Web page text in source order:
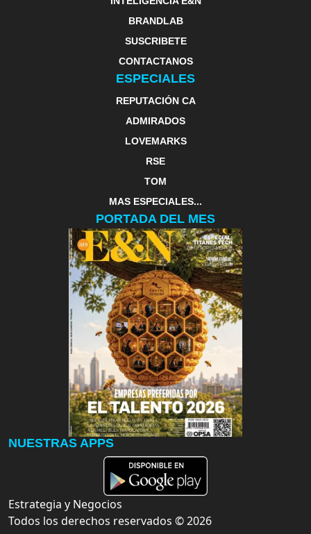
BRANDLAB
SUSCRIBETE
CONTACTANOS
ESPECIALES
REPUTACIÓN CA
ADMIRADOS
LOVEMARKS
RSE
TOM
MAS ESPECIALES...
PORTADA DEL MES
NUESTRAS APPS
Estrategia y Negocios
Todos los derechos reservados ©2026